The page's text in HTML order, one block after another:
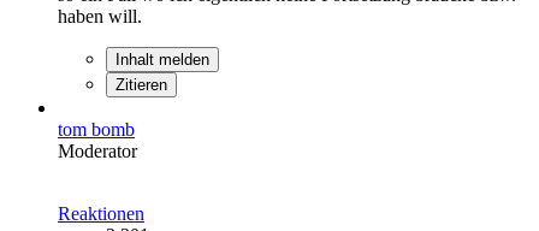
haben will.
Inhalt melden
Zitieren
tom bomb
Moderator
Reaktionen